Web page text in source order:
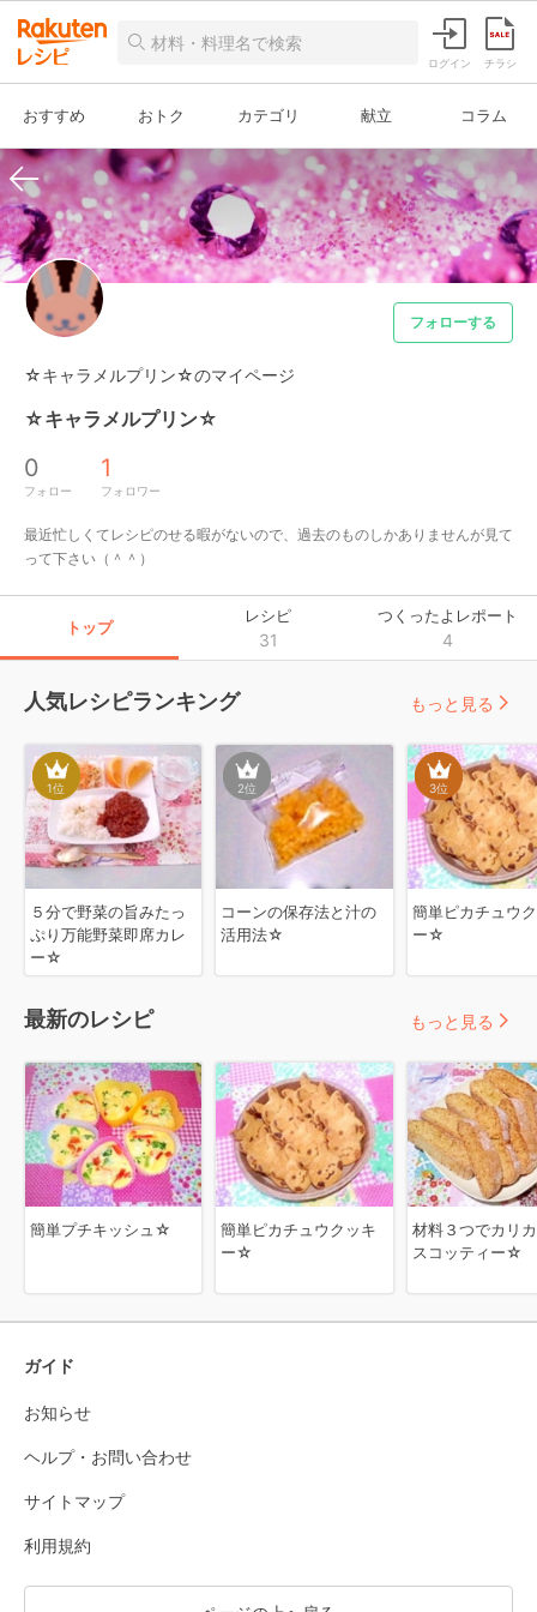
ログイン チラシ
おすすめ おトク カテゴリ 献立 コラム
フォローする
☆キャラメルプリン☆のマイページ
☆キャラメルプリン☆
0
フォロー
1
フォロワー
最近忙しくてレシピのせる暇がないので、過去のものしかありませんが見て
って下さい（＾＾）
トップ
レシピ
31
つくったよレポート
4
人気レシピランキング
1位
５分で野菜の旨みたっ
ぷり万能野菜即席カレ
ー☆
2位
コーンの保存法と汁の
活用法☆
3位
簡単ピカチュウ
ー☆
もっと見る
最新のレシピ
簡単プチキッシュ☆
簡単ピカチュウクッキ
ー☆
材料３つでカリ
スコッティー☆
もっと見る
ガイド
お知らせ
ヘルプ・お問い合わせ
サイトマップ
利用規約